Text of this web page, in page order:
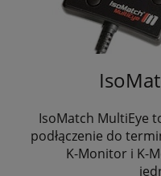
IsoMatch MultiEye
podłączenie do
K-Monitor i K-